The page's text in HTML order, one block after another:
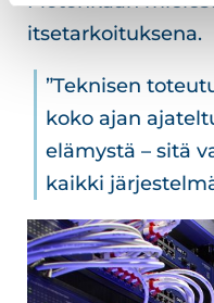
itsetarkoituksena.
”Teknisen
koko ajan
elämystä – sitä
kaikki